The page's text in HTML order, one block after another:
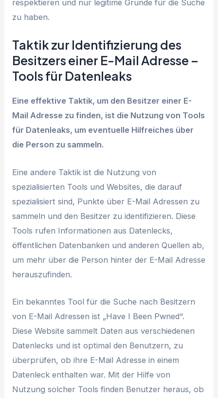
respektieren und nur legitime Gründe für die Suche
zu haben.
Taktik zur Identifizierung des
Besitzers einer E-Mail Adresse –
Tools für Datenleaks
Eine effektive Taktik, um den Besitzer einer E-
Mail Adresse zu finden, ist die Nutzung von Tools
für Datenleaks, um eventuelle Hilfreiches über
die Person zu sammeln.
Eine andere Taktik ist die Nutzung von
spezialisierten Tools und Websites, die darauf
spezialisiert sind, Punkte über E-Mail Adressen zu
sammeln und den Besitzer zu identifizieren. Diese
Tools rufen Informationen aus Datenlecks,
öffentlichen Datenbanken und anderen Quellen ab,
um mehr über die Person hinter der E-Mail Adresse
herauszufinden.
Ein bekanntes Tool für die Suche nach Besitzern
von E-Mail Adressen ist „Have I Been Pwned“.
Diese Website sammelt Daten aus verschiedenen
Datenlecks und ist optimal den Benutzern, zu
überprüfen, ob ihre E-Mail Adresse in einem
Datenleck enthalten war. Mit der Hilfe von
Nutzung solcher Tools finden Benutzer heraus, ob